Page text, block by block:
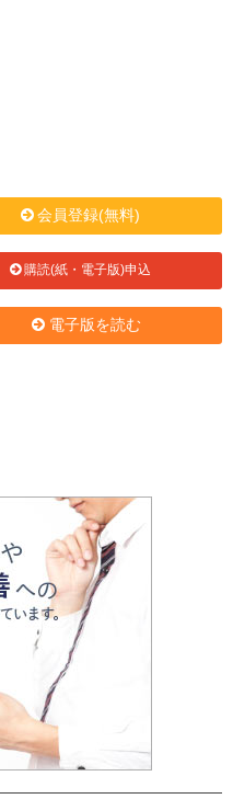
会員登録(無料)
購読(紙・電子版)申込
電子版を読む